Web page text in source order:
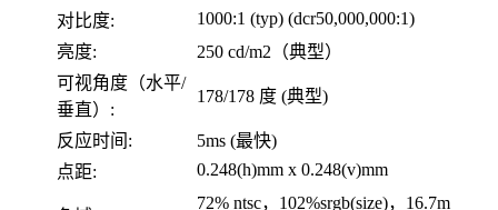
对比度:
1000:1 (typ) (dcr50,000,000:1)
亮度:
250 cd/m2（典型）
可视角度（水平/
垂直）:
178/178 度 (典型)
反应时间:
5ms (最快)
点距:
0.248(h)mm x 0.248(v)mm
72% ntsc，102%srgb(size)，16.7m